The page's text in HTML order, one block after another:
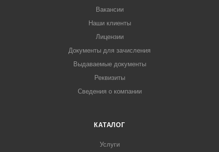
Вакансии
Наши клиенты
Лицензии
Документы для зачисления
Выдаваемые документы
Реквизиты
Сведения о компании
КАТАЛОГ
Услуги